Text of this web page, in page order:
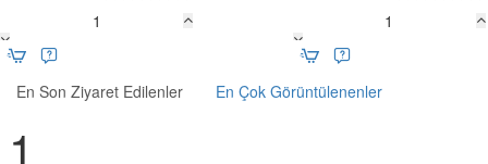
NECKLIFE WT6002 modelinde Ø120 mm dairesel kefe
bulunur.
granül, küçük parça ve hassas gramaj gerektiren ürünlerle
RS232 Bağlantısı ve Veri Aktarımı
aktarılması için kullanılabilir. Bu özellik, kayıt ve izlenebilirlik
ADS
Vinç
ACS-
50
En Son Ziyaret Edilenler En Çok Görüntülenenler